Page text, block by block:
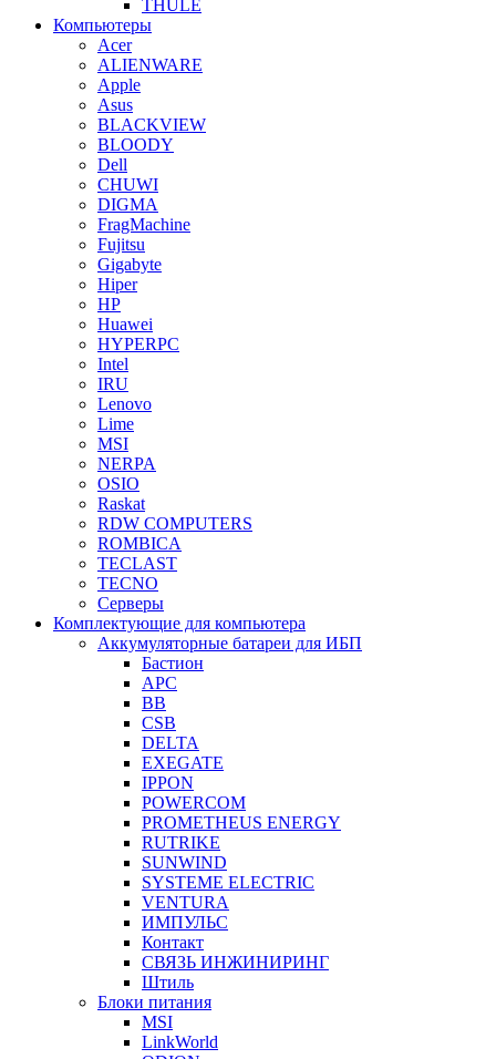
THULE
Компьютеры
Acer
ALIENWARE
Apple
Asus
BLACKVIEW
BLOODY
Dell
CHUWI
DIGMA
FragMachine
Fujitsu
Gigabyte
Hiper
HP
Huawei
HYPERPC
Intel
IRU
Lenovo
Lime
MSI
NERPA
OSIO
Raskat
RDW COMPUTERS
ROMBICA
TECLAST
TECNO
Серверы
Комплектующие для компьютера
Аккумуляторные батареи для ИБП
Бастион
APC
BB
CSB
DELTA
EXEGATE
IPPON
POWERCOM
PROMETHEUS ENERGY
RUTRIKE
SUNWIND
SYSTEME ELECTRIC
VENTURA
ИМПУЛЬС
Контакт
СВЯЗЬ ИНЖИНИРИНГ
Штиль
Блоки питания
MSI
LinkWorld